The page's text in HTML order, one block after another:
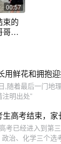
00:57
束的
哥：
用鲜花和拥抱
,随着最后一门地
明出处”
高考结束，
考已经进入到第
治、化学三个选